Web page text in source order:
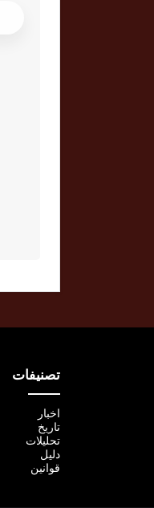
تصنيفات
اخبار
تاريخ
تحليلات
دليل
قوانين